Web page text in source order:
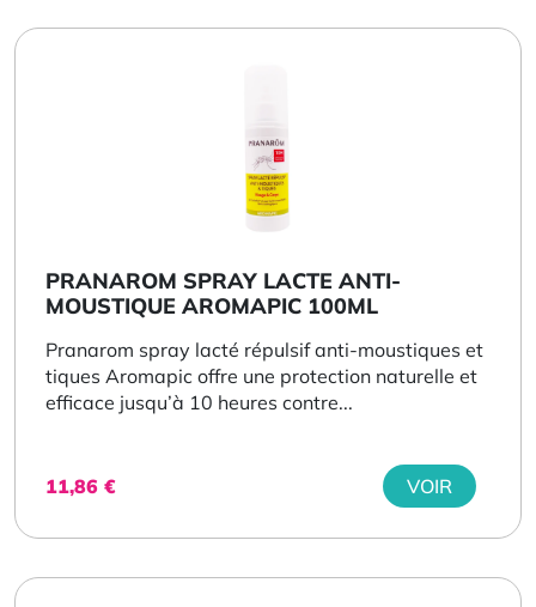
PRANAROM SPRAY LACTE ANTI-
MOUSTIQUE AROMAPIC 100ML
Pranarom spray lacté répulsif anti-moustiques et
tiques Aromapic offre une protection naturelle et
efficace jusqu’à 10 heures contre...
11,86 € VOIR